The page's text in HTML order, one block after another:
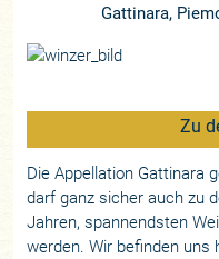
Gattinara,
Zu
Die Appellation Gattinara
darf ganz sicher auch zu
Jahren, spannendsten
werden. Wir befinden uns